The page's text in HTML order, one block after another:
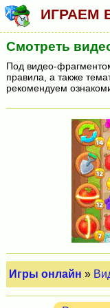
ИГРАЕМ
Смотреть
Под видео-
правила, а также
рекомендуем
Игры онлайн »